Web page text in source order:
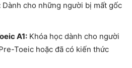
Dành cho những người bị mất gốc
A1: Khóa học dành cho người
Toeic hoặc đã có kiến ​​thức